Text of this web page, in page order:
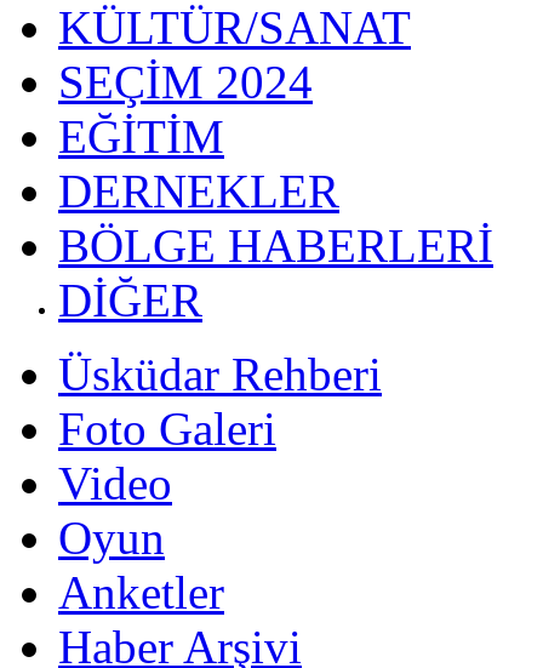
KÜLTÜR/SANAT
SEÇİM 2024
EĞİTİM
DERNEKLER
BÖLGE HABERLERİ
DİĞER
Üsküdar Rehberi
Foto Galeri
Video
Oyun
Anketler
Haber Arşivi